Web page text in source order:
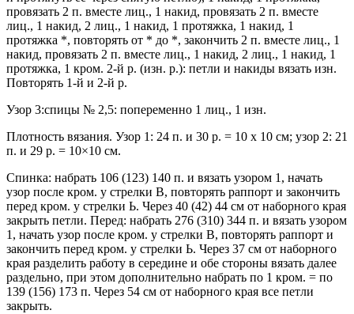
провязать 2 п. вместе лиц., 1 накид, провязать 2 п. вместе
лиц., 1 накид, 2 лиц., 1 накид, 1 протяжка, 1 накид, 1
протяжка *, повторять от * до *, закончить 2 п. вместе лиц., 1
накид, провязать 2 п. вместе лиц., 1 накид, 2 лиц., 1 накид, 1
протяжка, 1 кром. 2-й р. (изн. р.): петли и накиды вязать изн.
Повторять 1-й и 2-й р.
Узор 3:спицы № 2,5: попеременно 1 лиц., 1 изн.
Плотность вязания. Узор 1: 24 п. и 30 р. = 10 х 10 см; узор 2: 21
п. и 29 р. = 10×10 см.
Спинка: набрать 106 (123) 140 п. и вязать узором 1, начать
узор после кром. у стрелки В, повторять раппорт и закончить
перед кром. у стрелки Ь. Через 40 (42) 44 см от наборного края
закрыть петли. Перед: набрать 276 (310) 344 п. и вязать узором
1, начать узор после кром. у стрелки В, повторять раппорт и
закончить перед кром. у стрелки Ь. Через 37 см от наборного
края разделить работу в середине и обе стороны вязать далее
раздельно, при этом дополнительно набрать по 1 кром. = по
139 (156) 173 п. Через 54 см от наборного края все петли
закрыть.